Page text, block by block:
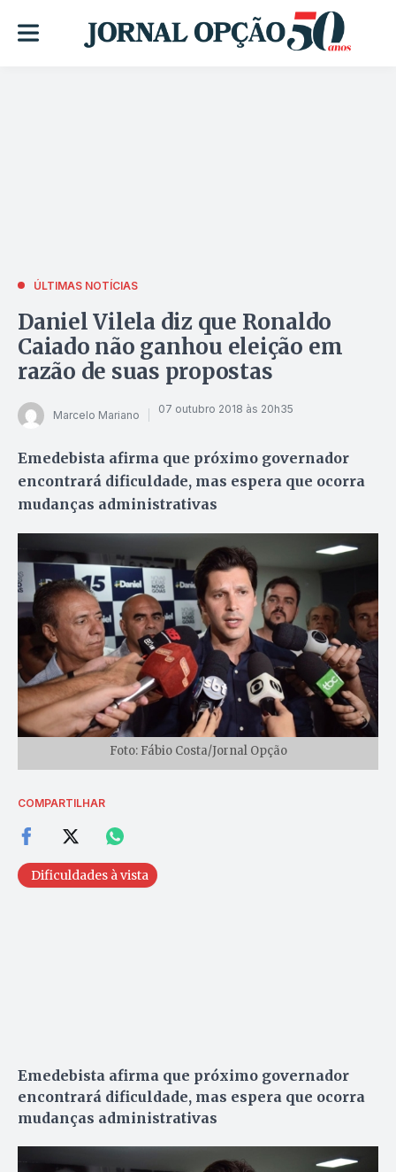
ÚLTIMAS NOTÍCIAS
Daniel Vilela diz que Ronaldo
Caiado não ganhou eleição em
razão de suas propostas
Marcelo Mariano 07 outubro 2018 às 20h35
Emedebista afirma que próximo governador
encontrará dificuldade, mas espera que ocorra
mudanças administrativas
Foto: Fábio Costa/Jornal Opção
COMPARTILHAR
Dificuldades à vista
Emedebista afirma que próximo governador
encontrará dificuldade, mas espera que ocorra
mudanças administrativas